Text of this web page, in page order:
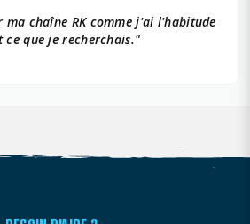
chaîne RK comme j'ai l'habitude
ce que je recherchais."